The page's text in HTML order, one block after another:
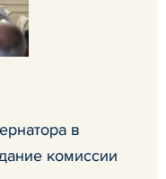
в
комиссии